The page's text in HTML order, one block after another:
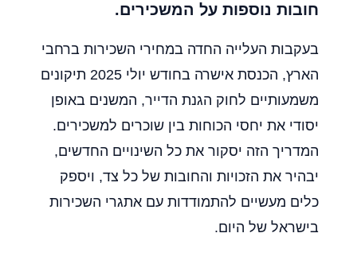
חובות נוספות על המשכירים.
בעקבות העלייה החדה במחירי השכירות ברחבי
הארץ, הכנסת אישרה בחודש יולי 2025 תיקונים
משמעותיים לחוק הגנת הדייר, המשנים באופן
יסודי את יחסי הכוחות בין שוכרים למשכירים.
המדריך הזה יסקור את כל השינויים החדשים,
יבהיר את הזכויות והחובות של כל צד, ויספק
כלים מעשיים להתמודדות עם אתגרי השכירות
בישראל של היום.